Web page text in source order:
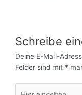
Schreibe
Deine E-Mail-
Felder sind mit *